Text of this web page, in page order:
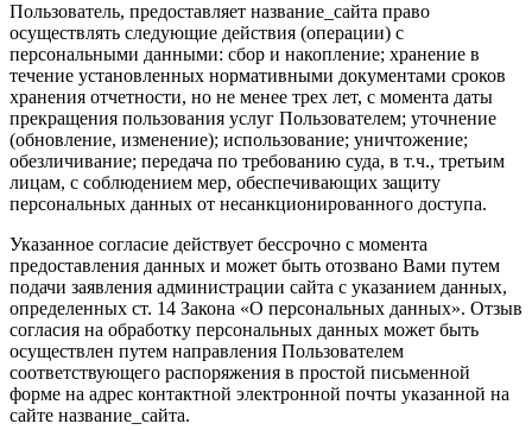
Пользователь, предоставляет название_сайта право
осуществлять следующие действия (операции) с
персональными данными: сбор и накопление; хранение в
течение установленных нормативными документами сроков
хранения отчетности, но не менее трех лет, с момента даты
прекращения пользования услуг Пользователем; уточнение
(обновление, изменение); использование; уничтожение;
обезличивание; передача по требованию суда, в т.ч., третьим
лицам, с соблюдением мер, обеспечивающих защиту
персональных данных от несанкционированного доступа.
Указанное согласие действует бессрочно с момента
предоставления данных и может быть отозвано Вами путем
подачи заявления администрации сайта с указанием данных,
определенных ст. 14 Закона «О персональных данных». Отзыв
согласия на обработку персональных данных может быть
осуществлен путем направления Пользователем
соответствующего распоряжения в простой письменной
форме на адрес контактной электронной почты указанной на
сайте название_сайта.